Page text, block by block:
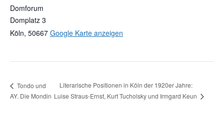
Domforum
Domplatz 3
Köln, 50667 Google Karte anzeigen
Tondo und
AY. Die Mondin
Literarische Positionen in Köln der 1920er Jahre:
Luise Straus-Ernst, Kurt Tucholsky und Irmgard Keun